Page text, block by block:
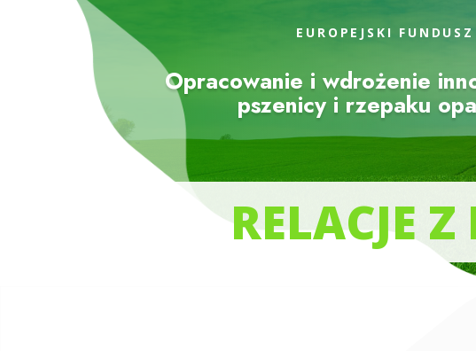
EUROPEJSKI
Opracowanie i wdrożenie
pszenicy i rzepaku
RELACJE